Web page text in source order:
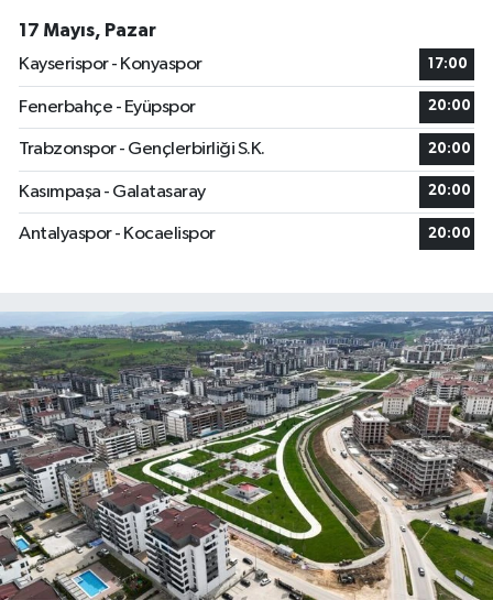
17 Mayıs, Pazar
Kayserispor - Konyaspor
17:00
Fenerbahçe - Eyüpspor 20:00
Trabzonspor - Gençlerbirliği S.K. 20:00
Kasımpaşa - Galatasaray 20:00
Antalyaspor - Kocaelispor 20:00